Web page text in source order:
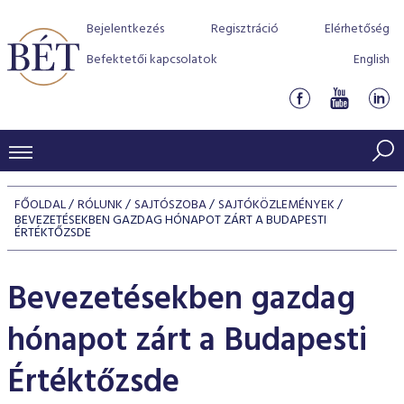
Bejelentkezés Regisztráció
Elérhetőség
Befektetői kapcsolatok
English
KERESKEDÉSI ADATOK
INDEXEK
Kötvényindexek
Jelzáloglevél indexek
Vállalati kötvény indexek
Kedvenc instrumentumok
Azonnali Piac
Részvények
Származékos piac
BEFEKTETŐK
Indexek
Részvény szekció
Hitelpapír szekció
Szabályozás
BÉT szabályzatok
Befektetővédelem
Alkalmazott díjstruktúra
Elszámolás
Részvény és vállalati kötvény tőzsdei bevezetését
program
BÉT Xtend - Részvénypiac egyszerűen
TŐZSDETAGOK
Tőzsdetagok, üzletkötők
VENDOROK
FŐOLDAL RÓLUNK SAJTÓSZOBA SAJTÓKÖZLEMÉNYEK
BEVEZETÉSEKBEN GAZDAG HÓNAPOT ZÁRT A BUDAPESTI
ÉRTÉKTŐZSDE
Bevezetésekben gazdag
hónapot zárt a Budapesti
Értéktőzsde